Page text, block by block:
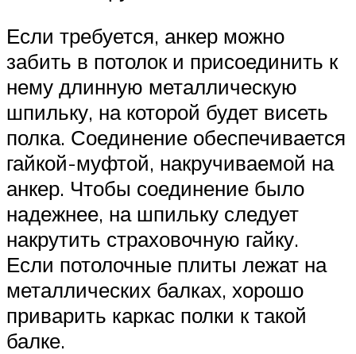
Если требуется, анкер можно
забить в потолок и присоединить к
нему длинную металлическую
шпильку, на которой будет висеть
полка. Соединение обеспечивается
гайкой-муфтой, накручиваемой на
анкер. Чтобы соединение было
надежнее, на шпильку следует
накрутить страховочную гайку.
Если потолочные плиты лежат на
металлических балках, хорошо
приварить каркас полки к такой
балке.